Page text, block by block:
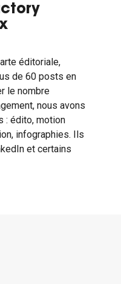
éditoriale,
de 60 posts en
le nombre
nous avons
: édito, motion
infographies. Ils
et certains